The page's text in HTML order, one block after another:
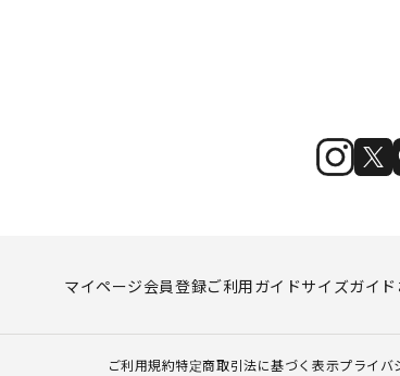
マイページ会員登録ご利用ガイドサイズガイド
ご利用規約特定商取引法に基づく表示プライバ